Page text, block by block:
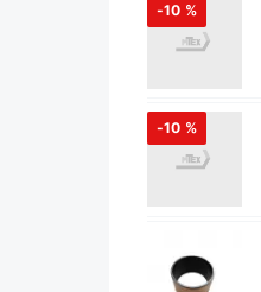
-10 %
-10 %